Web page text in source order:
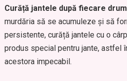
Curăță jantele după fiecare
murdăria să se acumuleze și să
persistente, curăță jantele cu o
produs special pentru jante, astfel
acestora impecabil.